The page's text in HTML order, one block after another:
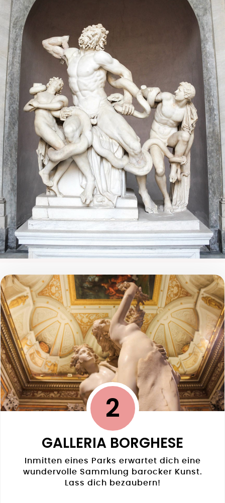
2
GALLERIA BORGHESE
Inmitten eines Parks erwartet dich eine
wundervolle Sammlung barocker Kunst.
Lass dich bezaubern!